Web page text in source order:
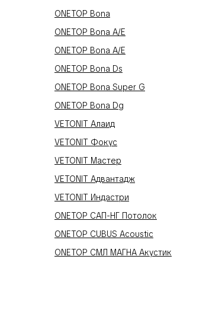
ONETOP Bona
ONETOP Bona A/E
ONETOP Bona A/E
ONETOP Bona Ds
ONETOP Bona Super G
ONETOP Bona Dg
VETONIT Алаид
VETONIT Фокус
VETONIT Мастер
VETONIT Адвантадж
VETONIT Индастри
ONETOP САП-НГ Потолок
ONETOP CUBUS Acoustic
ONETOP СМЛ МАГНА Акустик